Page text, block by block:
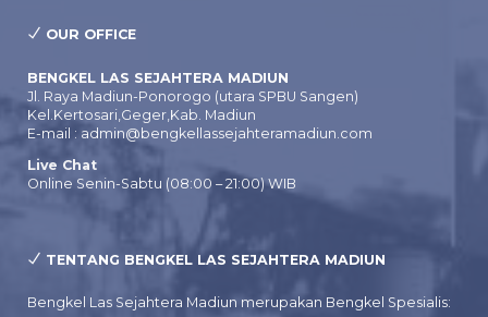
OUR OFFICE
BENGKEL LAS SEJAHTERA MADIUN
Jl. Raya Madiun-Ponorogo (utara SPBU Sangen)
Kel.Kertosari,Geger,Kab. Madiun
E-mail : admin@bengkellassejahteramadiun.com
Live Chat
Online Senin-Sabtu (08:00 – 21:00) WIB
TENTANG BENGKEL LAS SEJAHTERA MADIUN
Bengkel Las Sejahtera Madiun merupakan Bengkel Spesialis: